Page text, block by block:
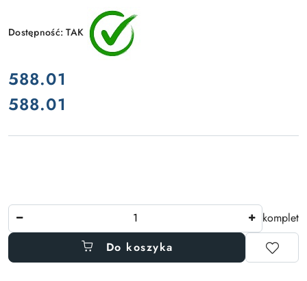
Dostępność:TAK
cena:
588.01
Cena:
588.01
Ilość
komplet
Do koszyka